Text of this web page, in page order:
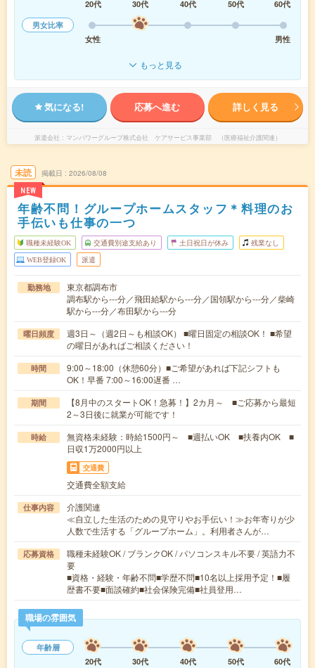
20代 30代 40代 50代
60代
男女比率
女性
男性
もっと見る
気になる! 応募へ進む 詳しく見る
派遣会社 マンパワーグループ株式会社 ケアサービス事業部 （医療福祉介護関連）
未読
NEW
掲載日 2026/08/08
年齢不問！グループホームスタッフ＊料理のお
手伝いも仕事の一つ
職種未経験OK 交通費別途支給あり 土日祝日が休み 残業なし
WEB登録OK 派遣
勤務地
東京都調布市
調布駅から---分／飛田給駅から---分／国領駅から---分／柴崎
駅から---分／布田駅から---分
曜日頻度
週3日～（週2日～も相談OK） ■曜日固定の相談OK！ ■希望
の曜日があればご相談ください！
時間
9:00～18:00（休憩60分）■ご希望があれば下記シフトも
OK！早番 7:00～16:00遅番 …
期間
【8月中のスタートOK！急募！】2カ月～ ■ご応募から最短
2～3日後に就業が可能です！
時給
無資格未経験：時給1500円～ ■週払いOK ■扶養内OK ■
日収1万2000円以上
交通費
交通費全額支給
仕事内容
介護関連
≪自立した生活のための見守りやお手伝い！≫お年寄りが少
人数で生活する「グループホーム」。利用者さんが…
応募資格
職種未経験OK / ブランクOK / パソコンスキル不要 / 英語力不
要
■資格・経験・年齢不問■学歴不問■10名以上採用予定！■履
歴書不要■面談確約■社会保険完備■社員登用…
職場の雰囲気
年齢層
20代
30代 40代 50代
60代